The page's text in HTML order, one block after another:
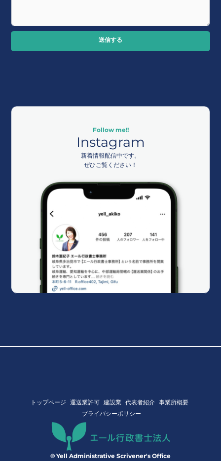
送信する
Follow me!!
Instagram
新着情報配信中です。
ぜひご覧ください！
トップページ 運送業許可 建設業 代表者紹介 事業所概要
プライバシーポリシー
© Yell Administrative Scrivener's Office